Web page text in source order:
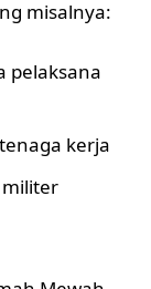
misalnya:
pelaksana
kerja